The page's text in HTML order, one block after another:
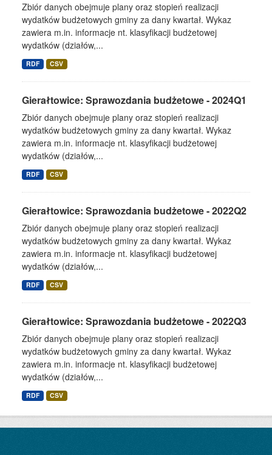
Zbiór danych obejmuje plany oraz stopień realizacji
wydatków budżetowych gminy za dany kwartał. Wykaz
zawiera m.in. informacje nt. klasyfikacji budżetowej
wydatków (działów,...
RDF CSV
Gierałtowice: Sprawozdania budżetowe - 2024Q1
Zbiór danych obejmuje plany oraz stopień realizacji
wydatków budżetowych gminy za dany kwartał. Wykaz
zawiera m.in. informacje nt. klasyfikacji budżetowej
wydatków (działów,...
RDF CSV
Gierałtowice: Sprawozdania budżetowe - 2022Q2
Zbiór danych obejmuje plany oraz stopień realizacji
wydatków budżetowych gminy za dany kwartał. Wykaz
zawiera m.in. informacje nt. klasyfikacji budżetowej
wydatków (działów,...
RDF CSV
Gierałtowice: Sprawozdania budżetowe - 2022Q3
Zbiór danych obejmuje plany oraz stopień realizacji
wydatków budżetowych gminy za dany kwartał. Wykaz
zawiera m.in. informacje nt. klasyfikacji budżetowej
wydatków (działów,...
RDF CSV